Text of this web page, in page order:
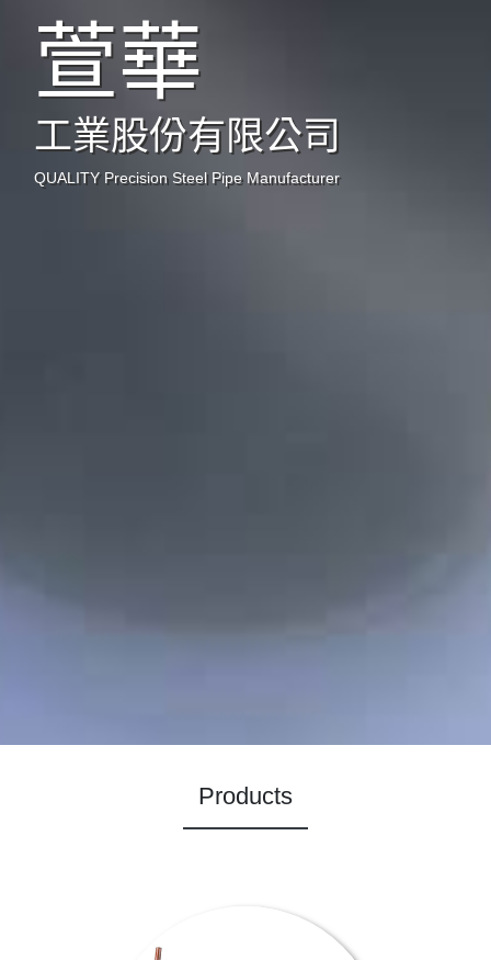
萱華
工業股份有限公司
QUALITY Precision Steel Pipe Manufacturer
Products